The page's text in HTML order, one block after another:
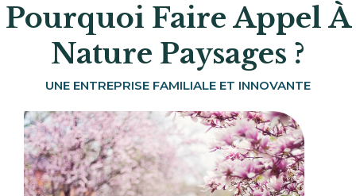
Pourquoi Faire Appel À
Nature Paysages ?
UNE ENTREPRISE FAMILIALE ET INNOVANTE